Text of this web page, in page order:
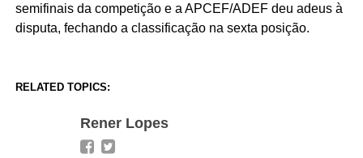
semifinais da competição e a APCEF/ADEF deu adeus à
disputa, fechando a classificação na sexta posição.
RELATED TOPICS:
Rener Lopes